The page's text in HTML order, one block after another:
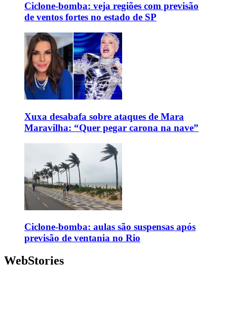
Ciclone-bomba: veja regiões com previsão
de ventos fortes no estado de SP
Xuxa desabafa sobre ataques de Mara
Maravilha: “Quer pegar carona na nave”
Ciclone-bomba: aulas são suspensas após
previsão de ventania no Rio
WebStories